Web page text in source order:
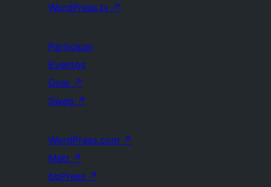
WordPress.tv ↗
Participar
Eventos
Doar ↗
Swag ↗
WordPress.com ↗
Matt ↗
bbPress ↗